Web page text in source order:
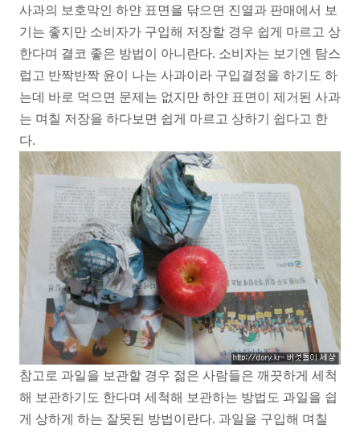
사과의 보호막인 하얀 표면을 닦으면 진열과 판매에서 보
기는 좋지만 소비자가 구입해 저장할 경우 쉽게 마르고 상
한다며 결코 좋은 방법이 아니란다. 소비자는 보기엔 탐스
럽고 반짝반짝 윤이 나는 사과이라 구입결정을 하기도 하
는데 바로 먹으면 문제는 없지만 하얀 표면이 제거된 사과
는 며칠 저장을 하다보면 쉽게 마르고 상하기 쉽다고 한
다.
참고로 과일을 보관할 경우 젊은 사람들은 깨끗하게 세척
해 보관하기도 한다며 세척해 보관하는 방법도 과일을 쉽
게 상하게 하는 잘못된 방법이란다. 과일을 구입해 며칠